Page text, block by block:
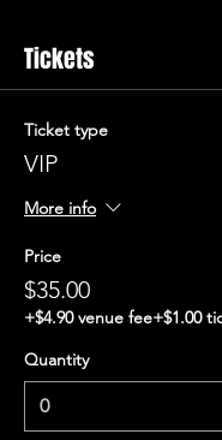
Tickets
Ticket type
VIP
More info
Price
$35.00
+$4.90 venue fee+$1.00
Quantity